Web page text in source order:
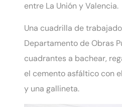
entre La Unión y Valencia.
Una cuadrilla de
Departamento de Obras
cuadrantes a bachear,
el cemento asfáltico con
y una gallineta.